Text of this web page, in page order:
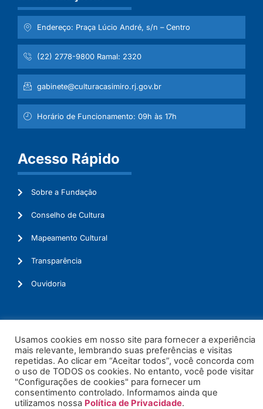
Endereço: Praça Lúcio André, s/n – Centro
(22) 2778-9800 Ramal: 2320
gabinete@culturacasimiro.rj.gov.br
Horário de Funcionamento: 09h às 17h
Acesso Rápido
Sobre a Fundação
Conselho de Cultura
Mapeamento Cultural
Transparência
Ouvidoria
© 2026. Todos os Direitos Reservados.
Usamos cookies em nosso site para fornecer a experiência
mais relevante, lembrando suas preferências e visitas
repetidas. Ao clicar em “Aceitar todos”, você concorda com
o uso de TODOS os cookies. No entanto, você pode visitar
"Configurações de cookies" para fornecer um
consentimento controlado. Informamos ainda que
utilizamos nossa Política de Privacidade.